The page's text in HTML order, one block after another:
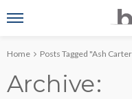
Home Posts Tagged "Ash
Archive